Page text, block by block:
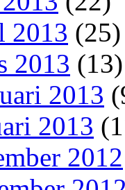
2013 (25)
2013 (13)
2013
2013
2012